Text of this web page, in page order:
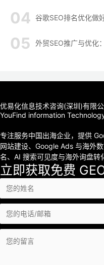
谷歌SEO排名优化做
外贸SEO推广与优化
优易化信息技术咨询(深圳)有限
YouFind information
专注服务中国出海企业，提供
网站建设、Google Ads 与海外
名、AI 搜索可见度与海外询盘转
立即获取免费